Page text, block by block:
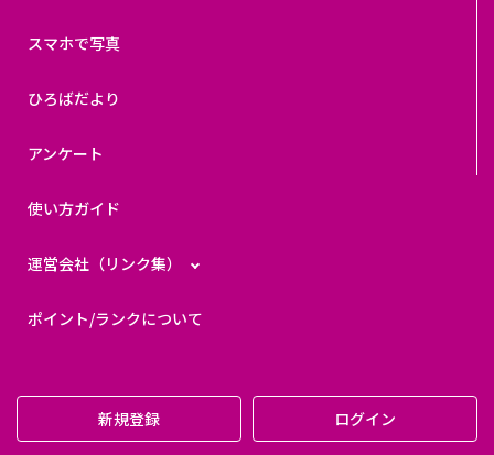
スマホで写真
ひろばだより
アンケート
使い方ガイド
運営会社（リンク集）
ポイント/ランクについて
新規登録 ログイン